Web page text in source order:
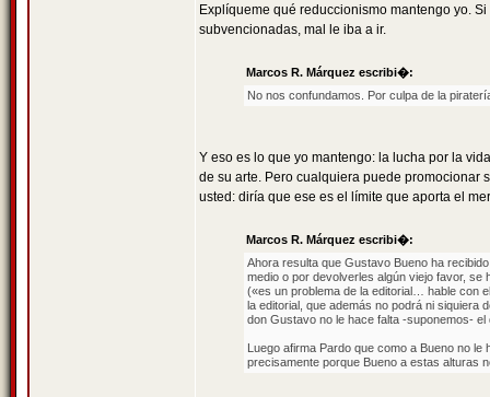
Explíqueme qué reduccionismo mantengo yo.
subvencionadas, mal le iba a ir.
Marcos R. Márquez escribi�:
No nos confundamos. Por culpa de la
Y eso es lo que yo mantengo: la lucha por la
de su arte. Pero cualquiera puede promocionar
usted: diría que ese es el límite que aporta el
Marcos R. Márquez escribi�:
Ahora resulta que Gustavo Bueno ha
medio o por devolverles algún viejo favor,
(«es un problema de la editorial… hable con
la editorial, que además no podrá ni siquiera
don Gustavo no le hace falta -suponemos-
Luego afirma Pardo que como a Bueno no
precisamente porque Bueno a estas alturas